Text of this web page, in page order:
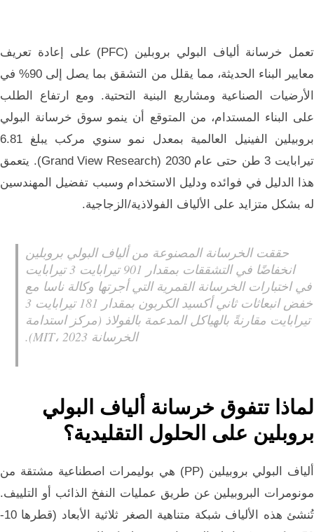
تعمل خرسانة ألياف البولي بروبلين (PFC) على إعادة تعريف
معايير البناء الحديثة، مما يقلل من التشقق بما يصل إلى 90% في
الأرضيات الصناعية ومشاريع البنية التحتية. ومع ارتفاع الطلب
على البناء المستدام، من المتوقع أن ينمو سوق خرسانة البولي
بروبيلين الفينيل العالمية بمعدل نمو سنوي مركب يبلغ 6.81
تيرابايت 3 طن حتى عام 2030 (Grand View Research). يتعمق
هذا الدليل في فوائده ودليل الاستخدام وسبب تفضيل المهندسين
له بشكل متزايد على الألياف الفولاذية/الزجاجية.
حققت الخرسانة المصنوعة من ألياف البولي بروبلين
انخفاضًا في التشققات بمقدار 901 تيرابايت 3 تيرابايت
في اختبارات الخرسانة القمرية التي أجرتها وكالة ناسا مع
خفض انبعاثات ثاني أكسيد الكربون بمقدار 181 تيرابايت 3
تيرابايت مقارنةً بالهياكل المدعمة بالفولاذ (مركز استدامة
الخرسانة MIT، 2023).
لماذا تتفوق خرسانة ألياف البولي
بروبلين على الحلول التقليدية؟
ألياف البولي بروبيلين (PP) هي بوليمرات اصطناعية مشتقة من
مونومرات البروبيلين عن طريق عمليات النفخ الذائب أو التلييف.
تُنشئ هذه الألياف شبكة متناهية الصغر ثلاثية الأبعاد (قطرها 10-